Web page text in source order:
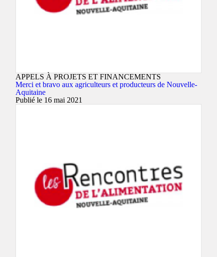
APPELS À PROJETS ET FINANCEMENTS
Merci et bravo aux agriculteurs et producteurs de Nouvelle-
Aquitaine
Publié le 16 mai 2021